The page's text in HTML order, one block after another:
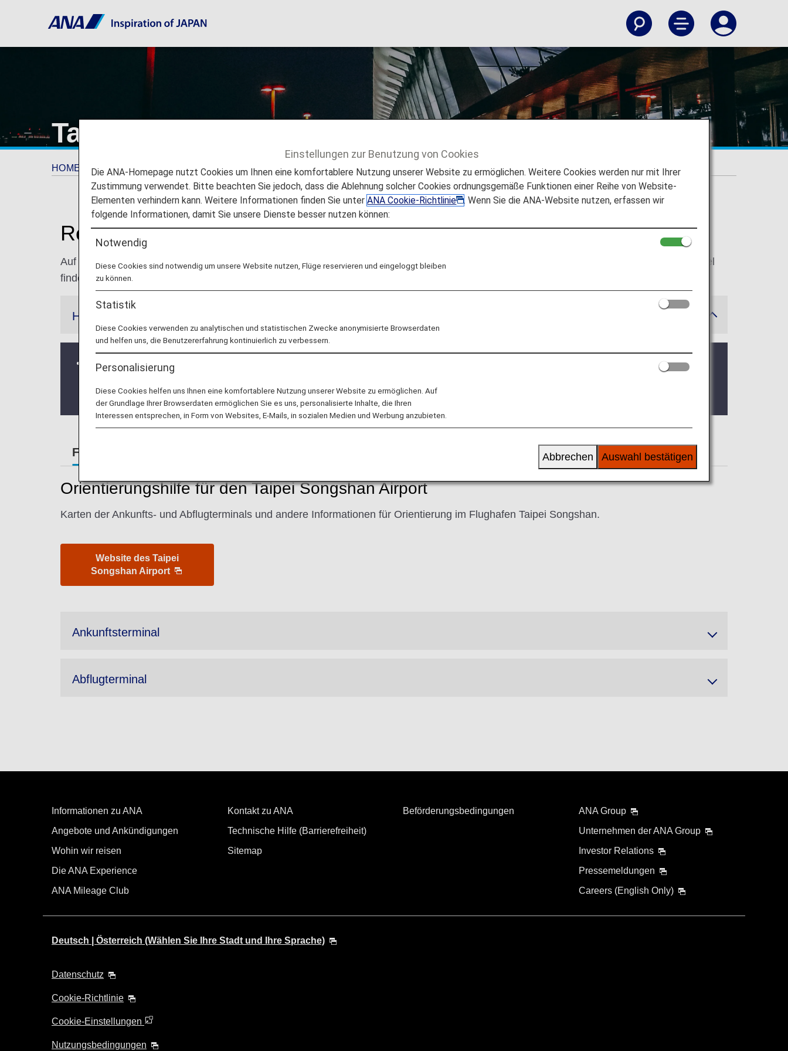
Taipei Songshan Airport
HOME Reiseinformationen Informationen zum Flughafen und zur Stadt Taipei Songshan Airport
Reisen zum und vom Taipei Songshan Airport
Auf dieser Seite finden Sie die Informationen, die Sie benötigen, um sich einfach im Flughafen Taipei Songshan orientieren und Ihr Reiseziel
finden zu können.
Hinweis
Änderungen bezüglich des Check-in-Schalters
Bitte gehen Sie nicht zum bisherigen Check-in-Schalter.
Flughafenführer
Orientierungshilfe für den Taipei Songshan Airport
Karten der Ankunfts- und Abflugterminals und andere Informationen für Orientierung im Flughafen Taipei Songshan.
Website des Taipei
Songshan Airport
Ankunftsterminal
Abflugterminal
Informationen zu ANA
Angebote und Ankündigungen
Wohin wir reisen
Die ANA Experience
ANA Mileage Club
Kontakt zu ANA
Technische Hilfe (Barrierefreiheit)
Sitemap
Beförderungsbedingungen
ANA Group
Unternehmen der ANA Group
Investor Relations
Pressemeldungen
Careers (English Only)
Deutsch | Österreich (Wählen Sie Ihre Stadt und Ihre Sprache)
Datenschutz
Cookie-Richtlinie
Cookie-Einstellungen
Nutzungsbedingungen
Einstellungen zur Benutzung von Cookies
Die ANA-Homepage nutzt Cookies um Ihnen eine komfortablere Nutzung unserer Website zu ermöglichen. Weitere Cookies werden nur mit Ihrer
Zustimmung verwendet. Bitte beachten Sie jedoch, dass die Ablehnung solcher Cookies ordnungsgemäße Funktionen einer Reihe von Website-
Elementen verhindern kann. Weitere Informationen finden Sie unterANA Cookie-Richtlinie
. Wenn Sie die ANA-Website nutzen, erfassen wir
folgende Informationen, damit Sie unsere Dienste besser nutzen können:
Notwendig
Diese Cookies sind notwendig um unsere Website nutzen, Flüge reservieren und eingeloggt bleiben
zu können.
Statistik
Diese Cookies verwenden zu analytischen und statistischen Zwecke anonymisierte Browserdaten
und helfen uns, die Benutzererfahrung kontinuierlich zu verbessern.
Personalisierung
Diese Cookies helfen uns Ihnen eine komfortablere Nutzung unserer Website zu ermöglichen. Auf
der Grundlage Ihrer Browserdaten ermöglichen Sie es uns, personalisierte Inhalte, die Ihren
Interessen entsprechen, in Form von Websites, E-Mails, in sozialen Medien und Werbung anzubieten.
Auswahl bestätigen
Abbrechen